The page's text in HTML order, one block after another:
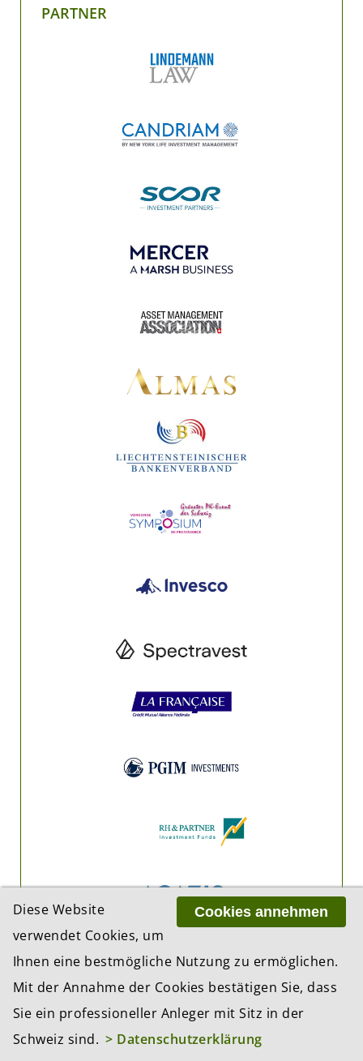
PARTNER
Cookies annehmen
Diese Website
verwendet Cookies, um
Ihnen eine bestmögliche Nutzung zu ermöglichen.
Mit der Annahme der Cookies bestätigen Sie, dass
Sie ein professioneller Anleger mit Sitz in der
Schweiz sind. > Datenschutzerklärung